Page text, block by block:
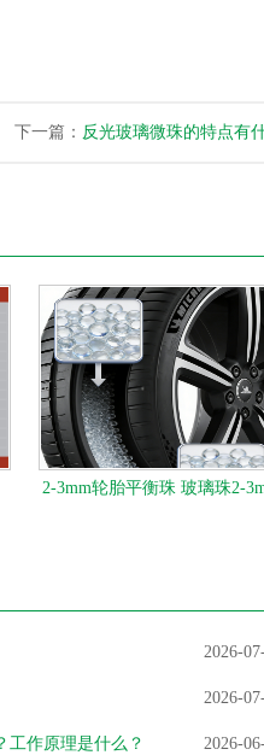
下一篇： 反光玻璃微珠的特点有
2-3mm轮胎平衡珠 玻璃珠2-
2026-
2026-
工作原理是什么？ 2026-